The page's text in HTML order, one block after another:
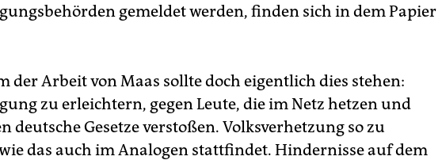
gemeldet werden, finden sich in dem Papier
der Arbeit von Maas sollte doch eigentlich dies stehen:
zu erleichtern, gegen Leute, die im Netz hetzen und
deutsche Gesetze verstoßen. Volksverhetzung so zu
das auch im Analogen stattfindet. Hindernisse auf dem